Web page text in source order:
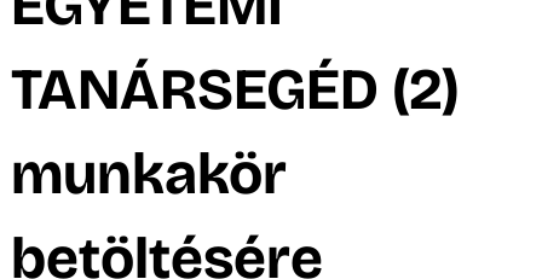
TANÁRSEGÉD (2)
munkakör
betöltésére